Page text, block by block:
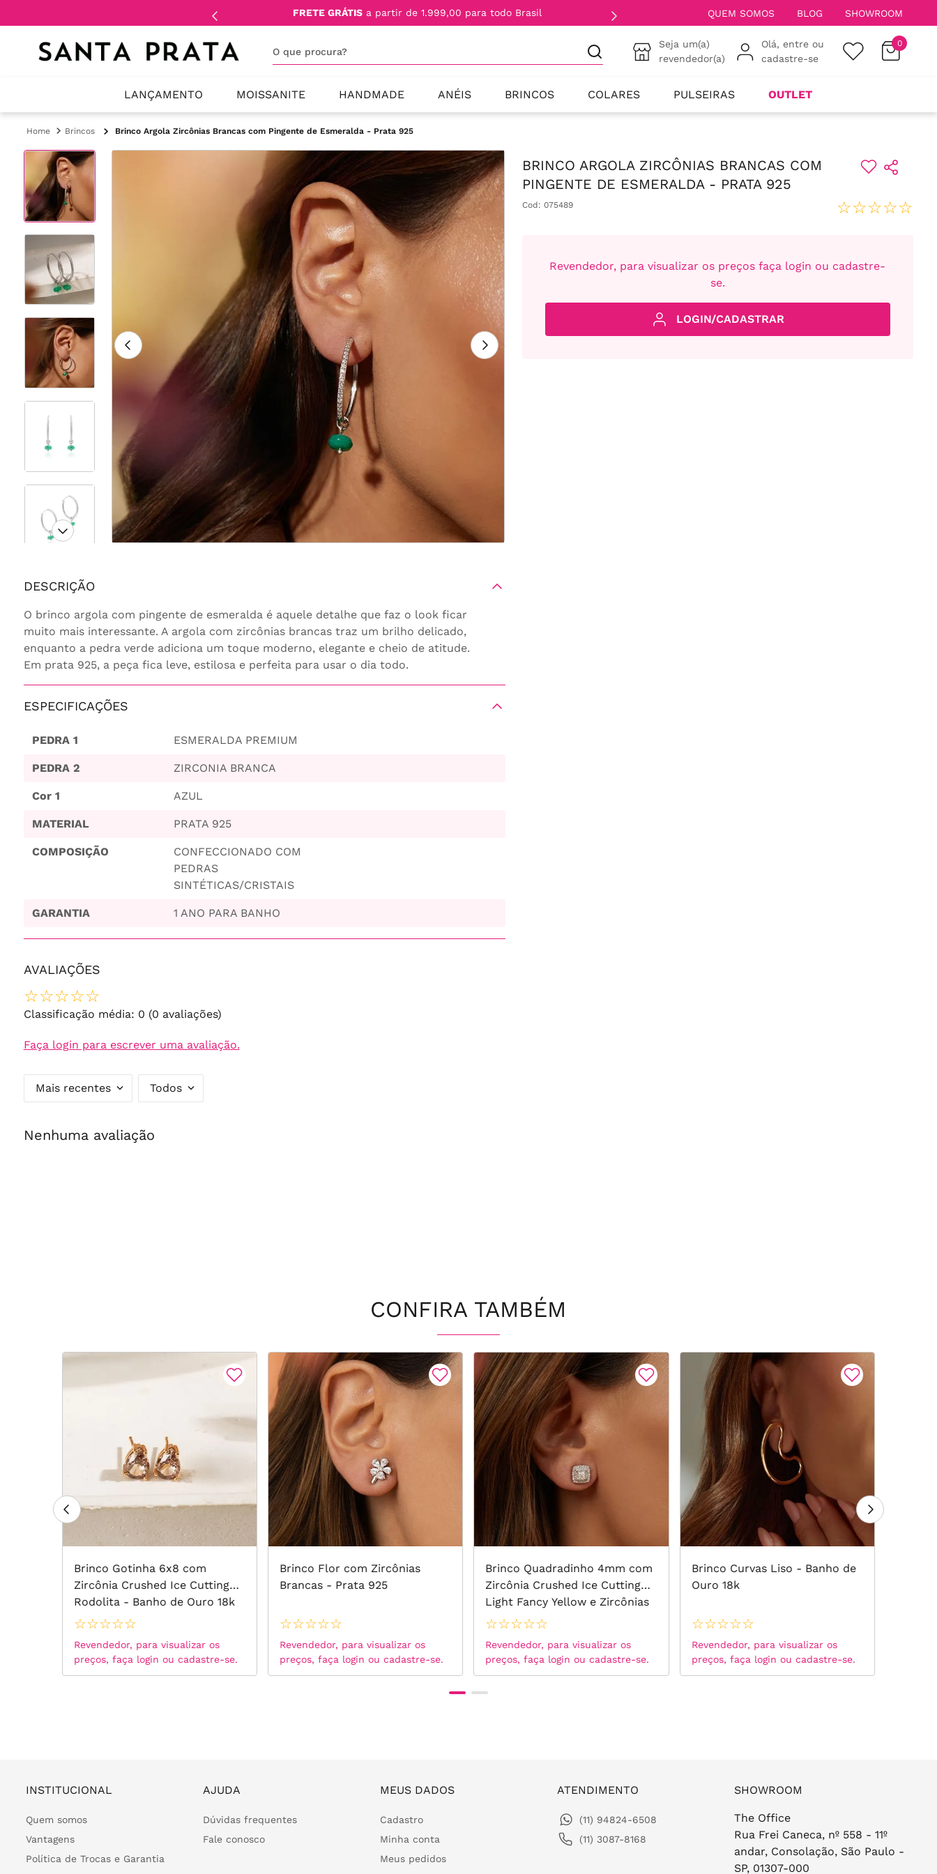
FRETE GRÁTIS a partir de 1.999,00 para todo Brasil QUEM SOMOS BLOG SHOWROOM
Seja um(a)
revendedor(a)
Olá, entre ou
cadastre-se
0
LANÇAMENTO MOISSANITE HANDMADE ANÉIS BRINCOS COLARES PULSEIRAS OUTLET
Brincos Brinco Argola Zircônias Brancas com Pingente de Esmeralda - Prata 925
DESCRIÇÃO
O brinco argola com pingente de esmeralda é aquele detalhe que faz o look ficar
muito mais interessante. A argola com zircônias brancas traz um brilho delicado,
enquanto a pedra verde adiciona um toque moderno, elegante e cheio de atitude.
Em prata 925, a peça fica leve, estilosa e perfeita para usar o dia todo.
ESPECIFICAÇÕES
PEDRA 1 ESMERALDA PREMIUM
PEDRA 2 ZIRCONIA BRANCA
Cor 1 AZUL
MATERIAL PRATA 925
COMPOSIÇÃO
CONFECCIONADO COM
PEDRAS
SINTÉTICAS/CRISTAIS
GARANTIA 1 ANO PARA BANHO
AVALIAÇÕES
☆☆☆☆☆
Classificação média: 0 (0 avaliações)
Faça login para escrever uma avaliação.
Mais recentes Todos
Nenhuma avaliação
BRINCO ARGOLA ZIRCÔNIAS BRANCAS COM
PINGENTE DE ESMERALDA - PRATA 925
Cod: 075489 ☆☆☆☆☆
Revendedor, para visualizar os preços faça login ou cadastre-
se.
LOGIN/CADASTRAR
CONFIRA TAMBÉM
Brinco Gotinha 6x8 com
Zircônia Crushed Ice Cutting
Rodolita - Banho de Ouro 18k
☆☆☆☆☆
Revendedor, para visualizar os
preços, faça login ou cadastre-se.
Brinco Flor com Zircônias
Brancas - Prata 925
☆☆☆☆☆
Revendedor, para visualizar os
preços, faça login ou cadastre-se.
Brinco Quadradinho 4mm com
Zircônia Crushed Ice Cutting
Light Fancy Yellow e Zircônias
Brancas - Prata 925
☆☆☆☆☆
Revendedor, para visualizar os
preços, faça login ou cadastre-se.
Brinco Curvas Liso - Banho de
Ouro 18k
☆☆☆☆☆
Revendedor, para visualizar os
preços, faça login ou cadastre-se.
INSTITUCIONAL
Quem somos
Vantagens
Política de Trocas e Garantia
AJUDA
Dúvidas frequentes
Fale conosco
MEUS DADOS
Cadastro
Minha conta
Meus pedidos
ATENDIMENTO
(11) 94824-6508
(11) 3087-8168
SHOWROOM
The Office
Rua Frei Caneca, nº 558 - 11º
andar, Consolação, São Paulo -
SP, 01307-000